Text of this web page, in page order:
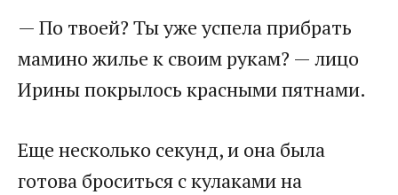
— По твоей? Ты уже успела прибрать
мамино жилье к своим рукам? — лицо
Ирины покрылось красными пятнами.
Еще несколько секунд, и она была
готова броситься с кулаками на